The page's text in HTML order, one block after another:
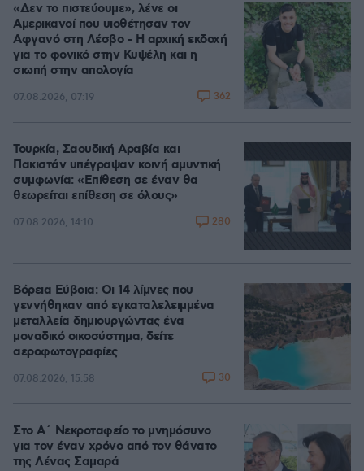
«Δεν το πιστεύουμε», λένε οι
Αμερικανοί που υιοθέτησαν τον
Αφγανό στη Λέσβο - Η αρχική εκδοχή
για το φονικό στην Κυψέλη και η
σιωπή στην απολογία
07.08.2026, 07:19 362
Τουρκία, Σαουδική Αραβία και
Πακιστάν υπέγραψαν κοινή αμυντική
συμφωνία: «Επίθεση σε έναν θα
θεωρείται επίθεση σε όλους»
07.08.2026, 14:10 280
Βόρεια Εύβοια: Οι 14 λίμνες που
γεννήθηκαν από εγκαταλελειμμένα
μεταλλεία δημιουργώντας ένα
μοναδικό οικοσύστημα, δείτε
αεροφωτογραφίες
07.08.2026, 15:58 30
Στο Α΄ Νεκροταφείο το μνημόσυνο
για τον έναν χρόνο από τον θάνατο
της Λένας Σαμαρά